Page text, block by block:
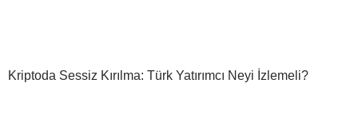
Kriptoda Sessiz Kırılma: Türk Yatırımcı Neyi İzlemeli?